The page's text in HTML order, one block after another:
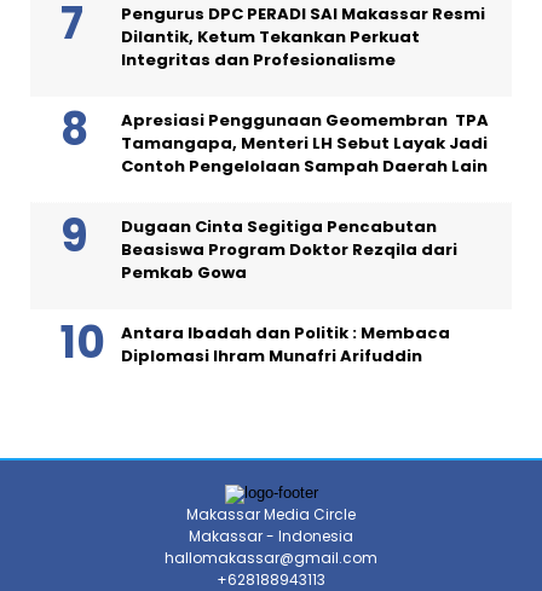
Pengurus DPC PERADI SAI Makassar Resmi
Dilantik, Ketum Tekankan Perkuat
Integritas dan Profesionalisme
Apresiasi Penggunaan Geomembran TPA
Tamangapa, Menteri LH Sebut Layak Jadi
Contoh Pengelolaan Sampah Daerah Lain
Dugaan Cinta Segitiga Pencabutan
Beasiswa Program Doktor Rezqila dari
Pemkab Gowa
Antara Ibadah dan Politik : Membaca
Diplomasi Ihram Munafri Arifuddin
Makassar Media Circle
Makassar - Indonesia
hallomakassar@gmail.com
+628188943113